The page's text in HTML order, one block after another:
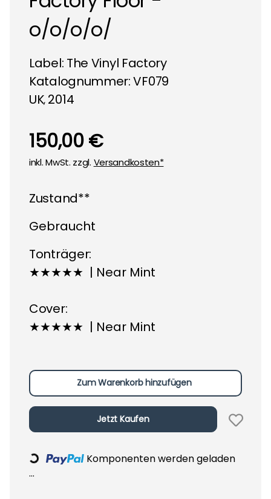
o/o/o/o/
Label: The Vinyl Factory
Katalognummer: VF079
UK, 2014
150,00 €
inkl. MwSt. zzgl. Versandkosten*
Zustand**
Gebraucht
Tonträger:
★★★★★ | Near Mint
Cover:
★★★★★ | Near Mint
Zum Warenkorb hinzufügen
Jetzt Kaufen
Loading...
Komponenten werden geladen
...